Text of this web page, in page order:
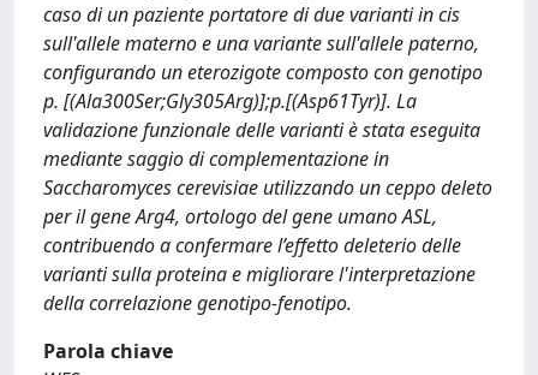
caso di un paziente portatore di due varianti in cis
sull'allele materno e una variante sull'allele paterno,
configurando un eterozigote composto con genotipo
p. [(Ala300Ser;Gly305Arg)];p.[(Asp61Tyr)]. La
validazione funzionale delle varianti è stata eseguita
mediante saggio di complementazione in
Saccharomyces cerevisiae utilizzando un ceppo deleto
per il gene Arg4, ortologo del gene umano ASL,
contribuendo a confermare l’effetto deleterio delle
varianti sulla proteina e migliorare l'interpretazione
della correlazione genotipo-fenotipo.
Parola chiave